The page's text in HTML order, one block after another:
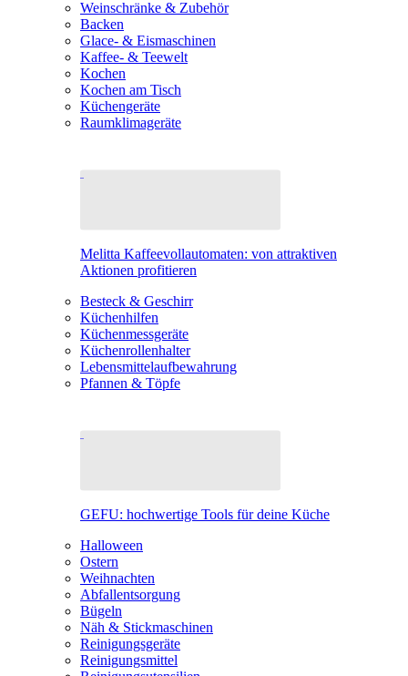
Weinschränke & Zubehör
Backen
Glace- & Eismaschinen
Kaffee- & Teewelt
Kochen
Kochen am Tisch
Küchengeräte
Raumklimageräte
Melitta Kaffeevollautomaten: von attraktiven
Aktionen profitieren
Besteck & Geschirr
Küchenhilfen
Küchenmessgeräte
Küchenrollenhalter
Lebensmittelaufbewahrung
Pfannen & Töpfe
GEFU: hochwertige Tools für deine Küche
Halloween
Ostern
Weihnachten
Abfallentsorgung
Bügeln
Näh & Stickmaschinen
Reinigungsgeräte
Reinigungsmittel